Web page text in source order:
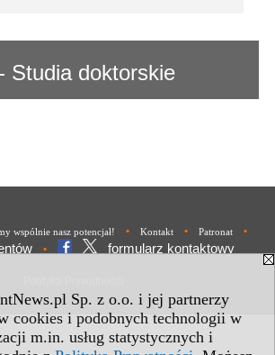
Sp. z o.o. i jej partnerzy
cookies i podobnych technologii w
m.in. usług statystycznych i
Studia doktorskie
wspólnie nasz potencjał! • Kontakt • Patronat •
• formularz kontaktowy